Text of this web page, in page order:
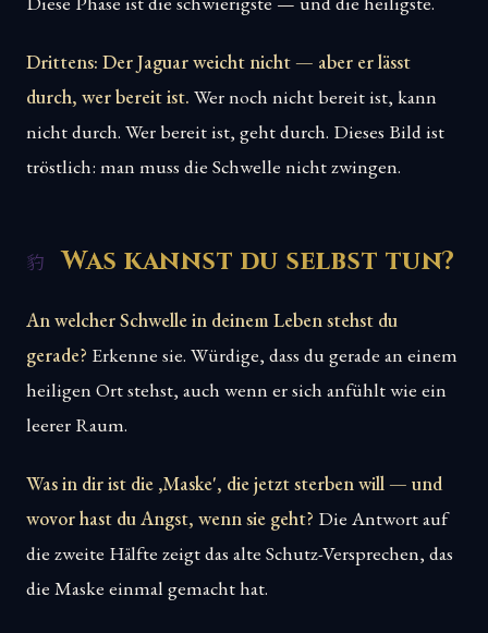
Drittens: Der Jaguar weicht nicht — aber er lässt
durch, wer bereit ist. Wer noch nicht bereit ist, kann
nicht durch. Wer bereit ist, geht durch. Dieses Bild ist
tröstlich: man muss die Schwelle nicht zwingen.
Was kannst du selbst tun?
An welcher Schwelle in deinem Leben stehst du
gerade? Erkenne sie. Würdige, dass du gerade an einem
heiligen Ort stehst, auch wenn er sich anfühlt wie ein
leerer Raum.
Was in dir ist die ‚Maske', die jetzt sterben will — und
wovor hast du Angst, wenn sie geht? Die Antwort auf
die zweite Hälfte zeigt das alte Schutz-Versprechen, das
die Maske einmal gemacht hat.